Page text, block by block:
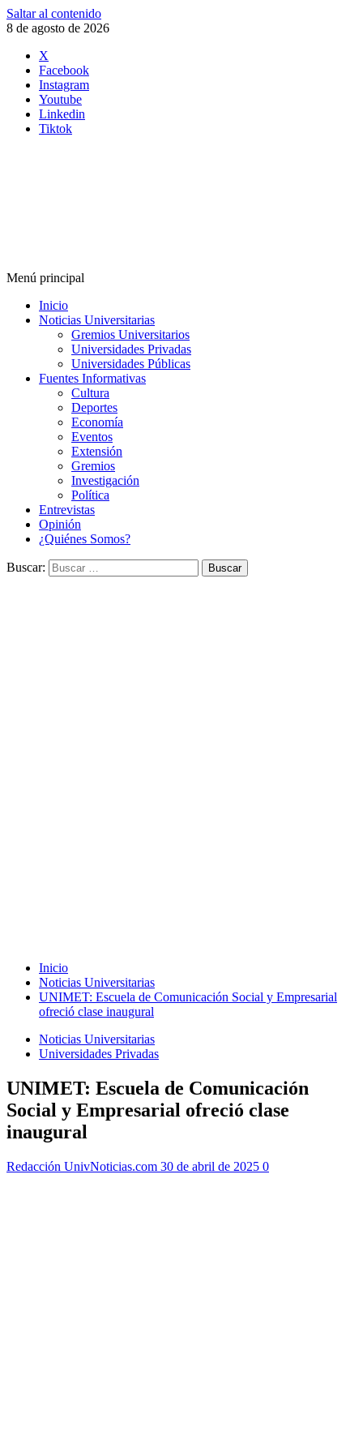
Saltar al contenido
8 de agosto de 2026
X
Facebook
Instagram
Youtube
Linkedin
Tiktok
Menú principal
Inicio
Noticias Universitarias
Gremios Universitarios
Universidades Privadas
Universidades Públicas
Fuentes Informativas
Cultura
Deportes
Economía
Eventos
Extensión
Gremios
Investigación
Política
Entrevistas
Opinión
¿Quiénes Somos?
Buscar:
Inicio
Noticias Universitarias
UNIMET: Escuela de Comunicación Social y Empresarial
ofreció clase inaugural
Noticias Universitarias
Universidades Privadas
UNIMET: Escuela de Comunicación
Social y Empresarial ofreció clase
inaugural
Redacción UnivNoticias.com 30 de abril de 2025 0